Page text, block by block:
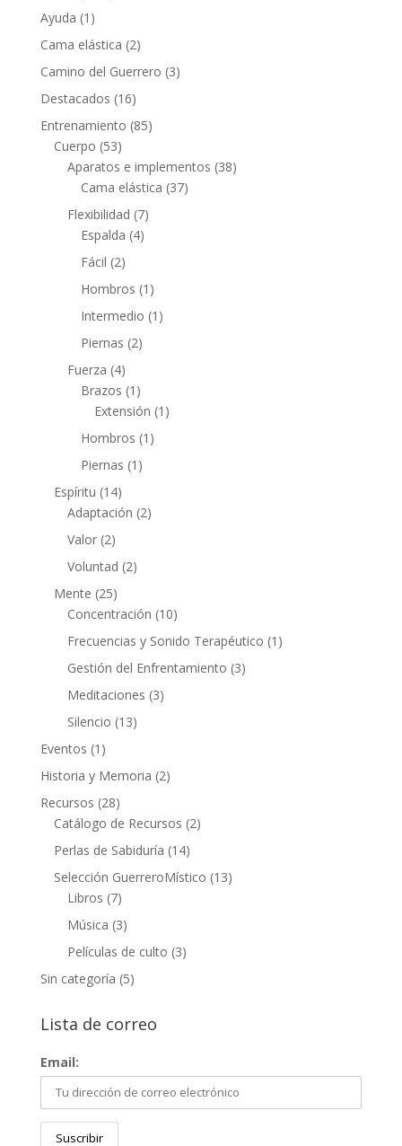
Ayuda (1)
Cama elástica (2)
Camino del Guerrero (3)
Destacados (16)
Entrenamiento (85)
Cuerpo (53)
Aparatos e implementos (38)
Cama elástica (37)
Flexibilidad (7)
Espalda (4)
Fácil (2)
Hombros (1)
Intermedio (1)
Piernas (2)
Fuerza (4)
Brazos (1)
Extensión (1)
Hombros (1)
Piernas (1)
Espíritu (14)
Adaptación (2)
Valor(2)
Voluntad (2)
Mente (25)
Concentración (10)
Frecuencias y Sonido Terapéutico (1)
Gestión del Enfrentamiento (3)
Meditaciones (3)
Silencio (13)
Eventos (1)
Historia y Memoria (2)
Recursos (28)
Catálogo de Recursos (2)
Perlas de Sabiduría (14)
Selección GuerreroMístico (13)
Libros (7)
Música (3)
Películas de culto (3)
Sin categoría (5)
Lista de correo
Email: